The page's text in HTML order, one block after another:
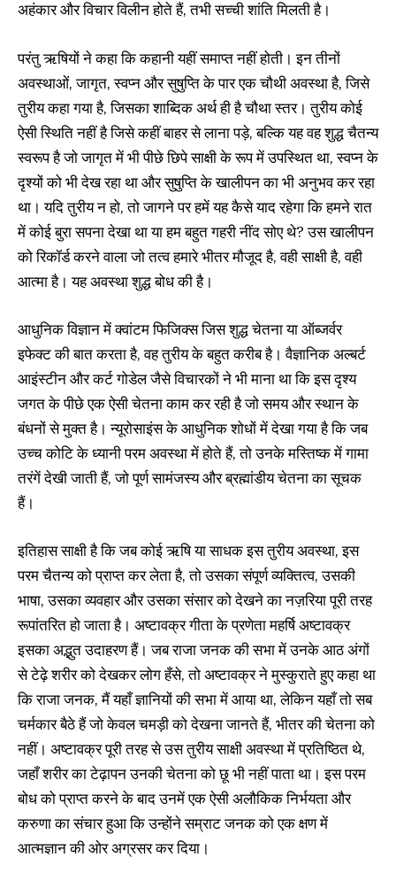
अहंकार और विचार विलीन होते हैं, तभी सच्ची शांति मिलती है।
परंतु ऋषियों ने कहा कि कहानी यहीं समाप्त नहीं होती। इन तीनों
अवस्थाओं, जागृत, स्वप्न और सुषुप्ति के पार एक चौथी अवस्था है, जिसे
तुरीय कहा गया है, जिसका शाब्दिक अर्थ ही है चौथा स्तर। तुरीय कोई
ऐसी स्थिति नहीं है जिसे कहीं बाहर से लाना पड़े, बल्कि यह वह शुद्ध चैतन्य
स्वरूप है जो जागृत में भी पीछे छिपे साक्षी के रूप में उपस्थित था, स्वप्न के
दृश्यों को भी देख रहा था और सुषुप्ति के खालीपन का भी अनुभव कर रहा
था। यदि तुरीय न हो, तो जागने पर हमें यह कैसे याद रहेगा कि हमने रात
में कोई बुरा सपना देखा था या हम बहुत गहरी नींद सोए थे? उस खालीपन
को रिकॉर्ड करने वाला जो तत्व हमारे भीतर मौजूद है, वही साक्षी है, वही
आत्मा है। यह अवस्था शुद्ध बोध की है।
आधुनिक विज्ञान में क्वांटम फिजिक्स जिस शुद्ध चेतना या ऑब्जर्वर
इफेक्ट की बात करता है, वह तुरीय के बहुत करीब है। वैज्ञानिक अल्बर्ट
आइंस्टीन और कर्ट गोडेल जैसे विचारकों ने भी माना था कि इस दृश्य
जगत के पीछे एक ऐसी चेतना काम कर रही है जो समय और स्थान के
बंधनों से मुक्त है। न्यूरोसाइंस के आधुनिक शोधों में देखा गया है कि जब
उच्च कोटि के ध्यानी परम अवस्था में होते हैं, तो उनके मस्तिष्क में गामा
तरंगें देखी जाती हैं, जो पूर्ण सामंजस्य और ब्रह्मांडीय चेतना का सूचक
हैं।
इतिहास साक्षी है कि जब कोई ऋषि या साधक इस तुरीय अवस्था, इस
परम चैतन्य को प्राप्त कर लेता है, तो उसका संपूर्ण व्यक्तित्व, उसकी
भाषा, उसका व्यवहार और उसका संसार को देखने का नज़रिया पूरी तरह
रूपांतरित हो जाता है। अष्टावक्र गीता के प्रणेता महर्षि अष्टावक्र
इसका अद्भुत उदाहरण हैं। जब राजा जनक की सभा में उनके आठ अंगों
से टेढ़े शरीर को देखकर लोग हँसे, तो अष्टावक्र ने मुस्कुराते हुए कहा था
कि राजा जनक, मैं यहाँ ज्ञानियों की सभा में आया था, लेकिन यहाँ तो सब
चर्मकार बैठे हैं जो केवल चमड़ी को देखना जानते हैं, भीतर की चेतना को
नहीं। अष्टावक्र पूरी तरह से उस तुरीय साक्षी अवस्था में प्रतिष्ठित थे,
जहाँ शरीर का टेढ़ापन उनकी चेतना को छू भी नहीं पाता था। इस परम
बोध को प्राप्त करने के बाद उनमें एक ऐसी अलौकिक निर्भयता और
करुणा का संचार हुआ कि उन्होंने सम्राट जनक को एक क्षण में
आत्मज्ञान की ओर अग्रसर कर दिया।